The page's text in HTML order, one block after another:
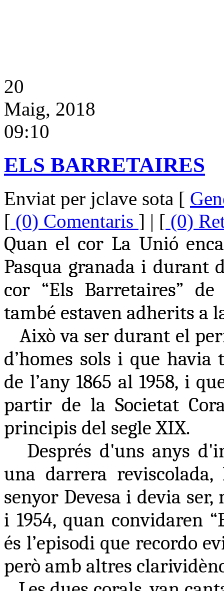
20
Maig, 2018
09:10
ELS BARRETAIRES
Enviat per jclave sota [
[ (0) Comentaris ] | [ (0)
Quan el cor La Unió
Pasqua granada i durant
cor “Els Barretaires”
també estaven adherits a
Això va ser durant el
d’homes sols i que
de l’any 1865 al 1958, i
partir de la Societat
principis del segle XIX.
Després d'uns anys
una darrera
senyor Devesa i devia ser,
i 1954, quan convidaren
és l’episodi que recordo
però amb altres